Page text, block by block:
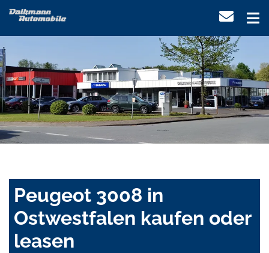
Peugeot 3008 in
Ostwestfalen kaufen oder
leasen